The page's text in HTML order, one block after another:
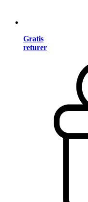
Gratis
returer